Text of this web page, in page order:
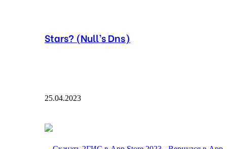
Stars? (Null’s Dns)
25.04.2023